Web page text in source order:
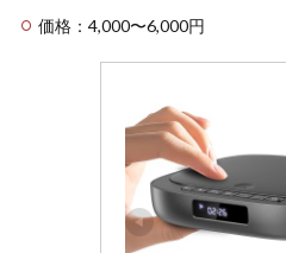
価格：4,000〜6,000円